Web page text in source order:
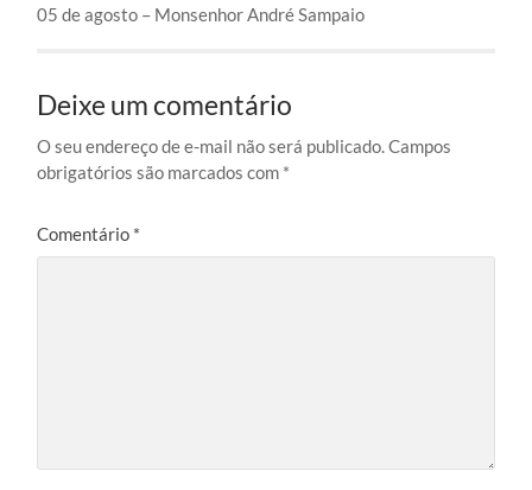
05 de agosto – Monsenhor André Sampaio
Deixe um comentário
O seu endereço de e-mail não será publicado.Campos
obrigatórios são marcados com *
Comentário *